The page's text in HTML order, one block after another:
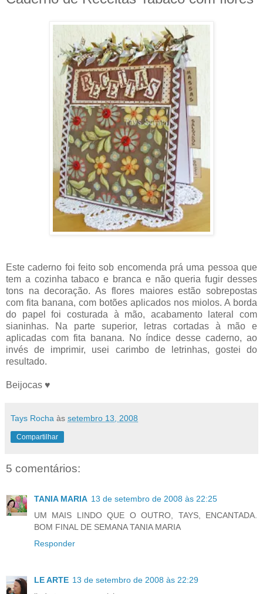
Este caderno foi feito sob encomenda prá uma pessoa que
tem a cozinha tabaco e branca e não queria fugir desses
tons na decoração. As flores maiores estão sobrepostas
com fita banana, com botões aplicados nos miolos. A borda
do papel foi costurada à mão, acabamento lateral com
sianinhas. Na parte superior, letras cortadas à mão e
aplicadas com fita banana. No índice desse caderno, ao
invés de imprimir, usei carimbo de letrinhas, gostei do
resultado.
Beijocas ♥
Tays Rocha às setembro 13, 2008
Compartilhar
5 comentários:
TANIA MARIA 13 de setembro de 2008 às 22:25
UM MAIS LINDO QUE O OUTRO, TAYS, ENCANTADA.
BOM FINAL DE SEMANA TANIA MARIA
Responder
LE ARTE 13 de setembro de 2008 às 22:29